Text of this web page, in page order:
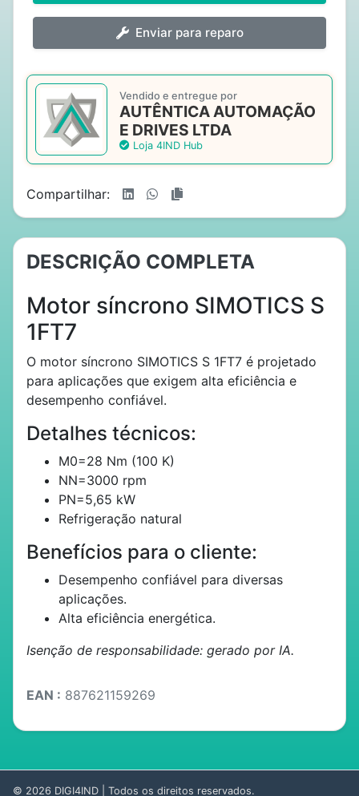
Enviar para reparo
Vendido e entregue por
AUTÊNTICA AUTOMAÇÃO
E DRIVES LTDA
Loja 4IND Hub
Compartilhar:
DESCRIÇÃO COMPLETA
Motor síncrono SIMOTICS S
1FT7
O motor síncrono SIMOTICS S 1FT7 é projetado
para aplicações que exigem alta eficiência e
desempenho confiável.
Detalhes técnicos:
M0=28 Nm (100 K)
NN=3000 rpm
PN=5,65 kW
Refrigeração natural
Benefícios para o cliente:
Desempenho confiável para diversas
aplicações.
Alta eficiência energética.
Isenção de responsabilidade: gerado por IA.
EAN : 887621159269
© 2026 DIGI4IND | Todos os direitos reservados.